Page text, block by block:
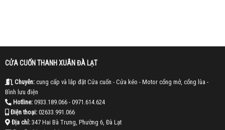
CỬA CUỐN THANH XUÂN ĐÀ LẠT
Chuyên:cung cấp và lắp đặt Cửa cuốn - Cửa kéo - Motor cổng mở, cổng lùa -
Bình lưu điện
Hotline: 0933.189.066- 0971.614.624
Điện thoại:02633.991.066
Địa chỉ:347 Hai Bà Trưng, Phường 6, Đà Lạt